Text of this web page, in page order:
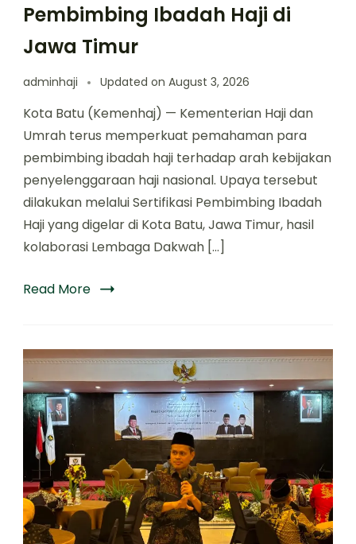
Pembimbing Ibadah Haji di
Jawa Timur
adminhaji Updated on August 3, 2026
Kota Batu (Kemenhaj) — Kementerian Haji dan
Umrah terus memperkuat pemahaman para
pembimbing ibadah haji terhadap arah kebijakan
penyelenggaraan haji nasional. Upaya tersebut
dilakukan melalui Sertifikasi Pembimbing Ibadah
Haji yang digelar di Kota Batu, Jawa Timur, hasil
kolaborasi Lembaga Dakwah […]
Read More